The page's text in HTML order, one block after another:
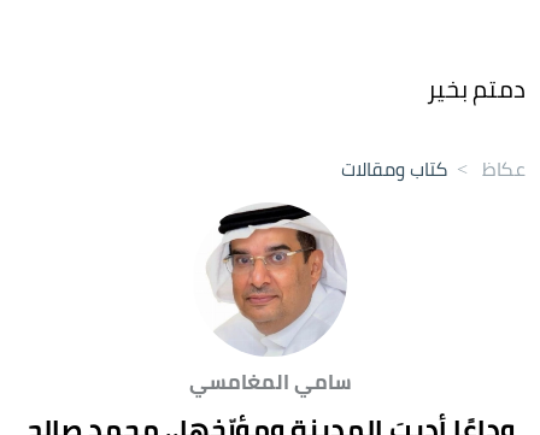
دمتم بخير
عكاظ > كتاب ومقالات
سامي المغامسي